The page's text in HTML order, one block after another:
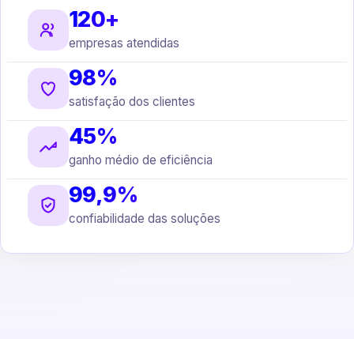
120+
empresas atendidas
98%
satisfação dos clientes
45%
ganho médio de eficiência
99,9%
confiabilidade das soluções